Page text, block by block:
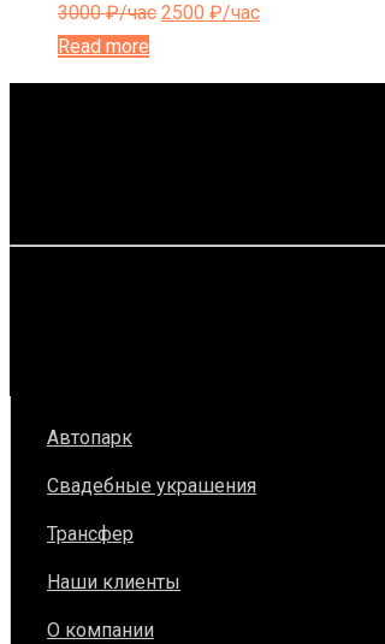
3000₽/час 2500 ₽/час
Read more
Автопарк
Свадебные украшения
Трансфер
Наши клиенты
О компании